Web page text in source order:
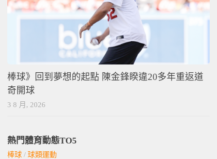
棒球》回到夢想的起點 陳金鋒睽違20多年重返道
奇開球
3 8 月, 2026
熱門體育動態TO5
棒球 / 球類運動